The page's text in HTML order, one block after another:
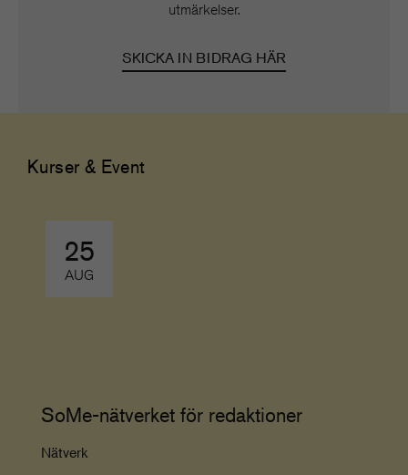
utmärkelser.
SKICKA IN BIDRAG HÄR
Kurser & Event
25
AUG
SoMe-nätverket för redaktioner
Nätverk